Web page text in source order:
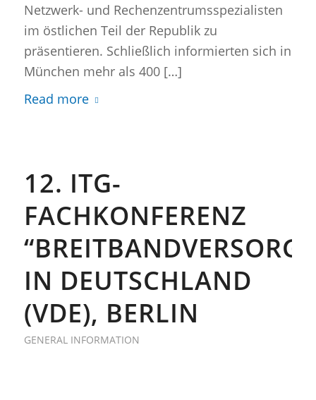
Netzwerk- und Rechenzentrumsspezialisten
im östlichen Teil der Republik zu
präsentieren. Schließlich informierten sich in
München mehr als 400 […]
Read more
12. ITG-
FACHKONFERENZ
IN DEUTSCHLAND
(VDE), BERLIN
GENERAL INFORMATION